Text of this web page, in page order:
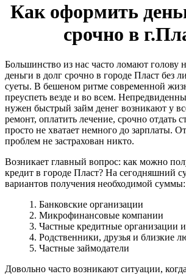
Как оформить
срочно в
Большинство из нас часто ломают голову
деньги в долг срочно в городе Пласт без
суеты. В бешеном ритме современной
преуспеть везде и во всем.
нужен быстрый займ денег возникают у
ремонт, оплатить лечение, срочно отдать
просто не хватает немного до зарплаты.
проблем не застрахован никто.
Возникает главный вопрос: как можно
кредит в городе Пласт? На сегодняшний
вариантов получения необходимой суммы:
1. Банковские организации
2. Микрофинансовые компании
3. Частные кредитные организации
4. Родственники, друзья и близкие
5. Частные займодатели
Довольно часто возникают ситуации,